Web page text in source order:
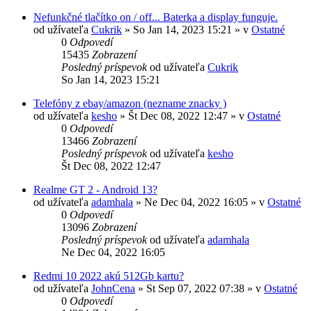
Nefunkčné tlačítko on / off... Baterka a display funguje.
od užívateľa Cukrik » So Jan 14, 2023 15:21 » v Ostatné
0 Odpovedí
15435 Zobrazení
Posledný príspevokod užívateľa Cukrik
So Jan 14, 2023 15:21
Telefóny z ebay/amazon (nezname znacky )
od užívateľa kesho » Št Dec 08, 2022 12:47 » v Ostatné
0 Odpovedí
13466 Zobrazení
Posledný príspevokod užívateľa kesho
Št Dec 08, 2022 12:47
Realme GT 2 - Android 13?
od užívateľa adamhala » Ne Dec 04, 2022 16:05 » v Ostatné
0 Odpovedí
13096 Zobrazení
Posledný príspevokod užívateľa adamhala
Ne Dec 04, 2022 16:05
Redmi 10 2022 akú 512Gb kartu?
od užívateľa JohnCena » St Sep 07, 2022 07:38 » v Ostatné
0 Odpovedí